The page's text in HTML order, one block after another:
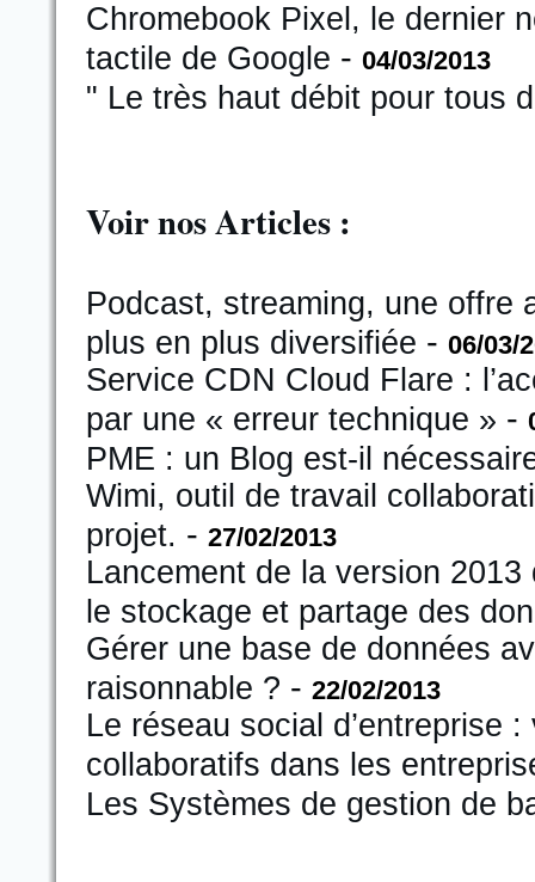
Chromebook Pixel, le dernier
tactile de Google - 04/03/2013
" Le très haut débit pour tous
Voir nos Articles :
Podcast, streaming, une offre
plus en plus diversifiée - 06/03/
Service CDN Cloud Flare :
par une « erreur technique » -
PME : un Blog est-il
Wimi, outil de travail
projet. - 27/02/2013
Lancement de la version
le stockage et partage des
Gérer une base de données
raisonnable ? - 22/02/2013
Le réseau social d’entreprise
collaboratifs dans les
Les Systèmes de gestion de